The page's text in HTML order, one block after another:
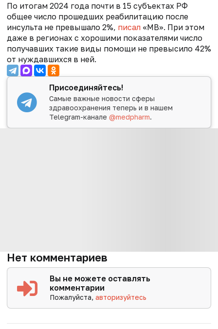
По итогам 2024 года почти в 15 субъектах РФ
общее число прошедших реабилитацию после
инсульта не превышало 2%, писал «МВ». При этом
даже в регионах с хорошими показателями число
получавших такие виды помощи не превысило 42%
от нуждавшихся в ней.
Присоединяйтесь!
Самые важные новости сферы
здравоохранения теперь и в нашем
Telegram-канале@medpharm.
Нет комментариев
Вы не можете оставлять
комментарии
Пожалуйста,авторизуйтесь